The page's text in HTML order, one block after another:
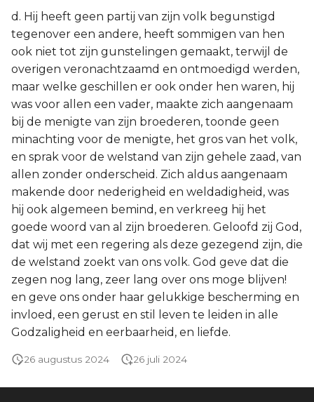
d. Hij heeft geen partij van zijn volk begunstigd
tegenover een andere, heeft sommigen van hen
ook niet tot zijn gunstelingen gemaakt, terwijl de
overigen veronachtzaamd en ontmoedigd werden,
maar welke geschillen er ook onder hen waren, hij
was voor allen een vader, maakte zich aangenaam
bij de menigte van zijn broederen, toonde geen
minachting voor de menigte, het gros van het volk,
en sprak voor de welstand van zijn gehele zaad, van
allen zonder onderscheid. Zich aldus aangenaam
makende door nederigheid en weldadigheid, was
hij ook algemeen bemind, en verkreeg hij het
goede woord van al zijn broederen. Geloofd zij God,
dat wij met een regering als deze gezegend zijn, die
de welstand zoekt van ons volk. God geve dat die
zegen nog lang, zeer lang over ons moge blijven!
en geve ons onder haar gelukkige bescherming en
invloed, een gerust en stil leven te leiden in alle
Godzaligheid en eerbaarheid, en liefde.
26 augustus 2024 26 juli 2024